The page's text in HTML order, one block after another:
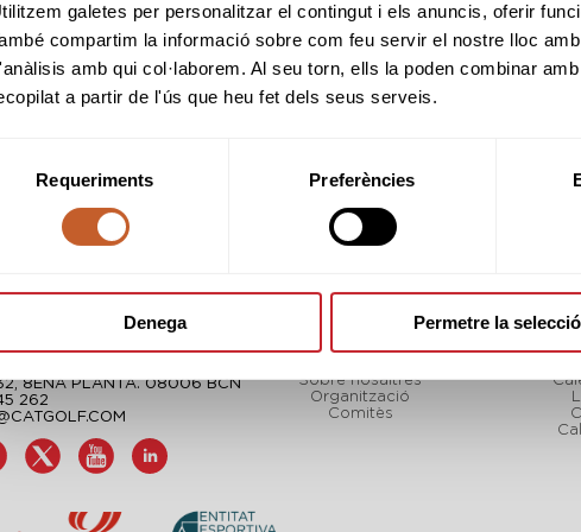
galetes per personalitzar el contingut i els anuncis, oferir
compartim la informació sobre com feu servir el nostre lloc
amb qui col·laborem. Al seu torn, ells la poden combinar
a partir de l'ús que heu fet dels seus serveis.
Requeriments Preferències
Denega Permetre la selecció
CATALANA DE GOLF
8ÈNA PLANTA. 08006 BCN
262
Sobre nosaltres
Organització
Comitès